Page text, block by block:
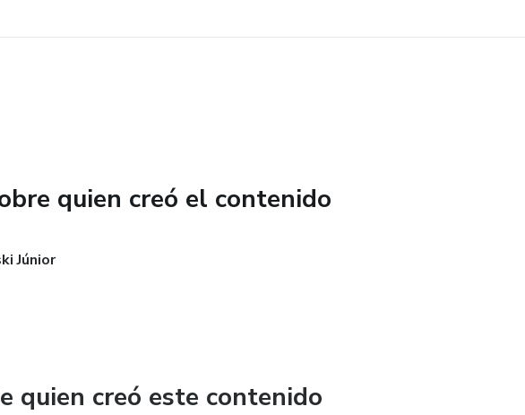
quien creó el contenido
Júnior
quien creó este contenido